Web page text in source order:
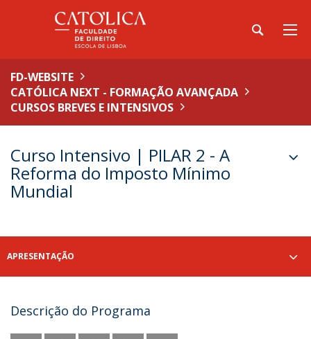
FD-WEBSITE
CATÓLICA NEXT - FORMAÇÃO AVANÇADA
CURSOS BREVES E INTENSIVOS
Curso Intensivo | PILAR 2 - A
Reforma do Imposto Mínimo
Mundial
APRESENTAÇÃO
Descrição do Programa